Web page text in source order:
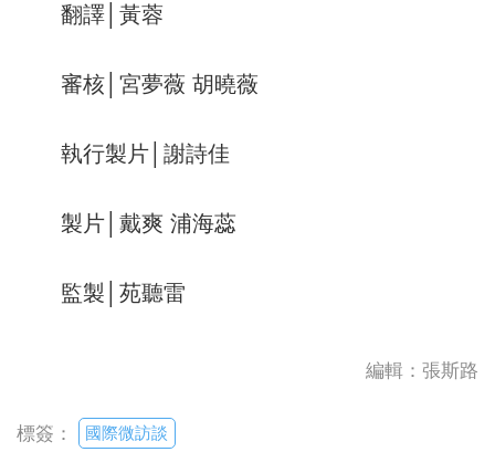
翻譯│黃蓉
審核│宮夢薇 胡曉薇
執行製片│謝詩佳
製片│戴爽 浦海蕊
監製│苑聽雷
編輯：張斯路
標簽： 國際微訪談